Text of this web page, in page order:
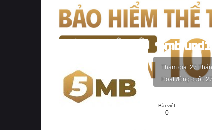
5mbfund1
Tham gia 27
Hoạt động cuối
Bài viết
0